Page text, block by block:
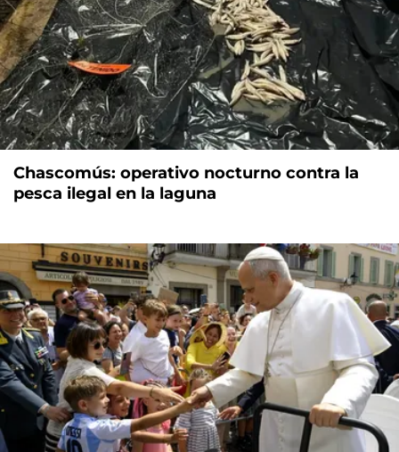
Chascomús: operativo nocturno contra la
pesca ilegal en la laguna